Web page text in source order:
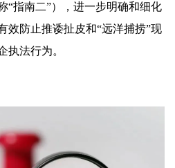
“指南二”），进一步明确和细化
效防止推诿扯皮和“远洋捕捞”现
执法行为。